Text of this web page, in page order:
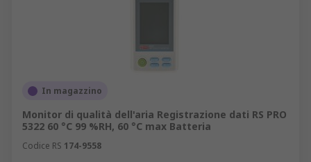
In magazzino
Monitor di qualità dell'aria Registrazione dati RS PRO
5322 60 °C 99 %RH, 60 °C max Batteria
Codice RS 174-9558